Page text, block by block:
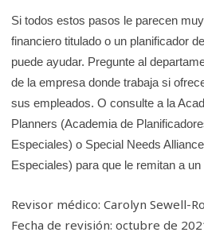
Si todos estos pasos le parecen
financiero titulado o un planificador
puede ayudar. Pregunte al
de la empresa donde trabaja si
sus empleados. O consulte a la
Planners (Academia de
Especiales) o Special Needs
Especiales) para que le remitan a
Revisor médico: Carolyn Sewell-
Fecha de revisión: octubre de